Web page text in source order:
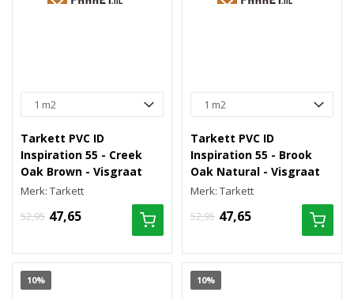
Tarkett PVC ID
Inspiration 55 - Creek
Oak Brown - Visgraat
Merk: Tarkett
52,95 47,65
Tarkett PVC ID
Inspiration 55 - Brook
Oak Natural - Visgraat
Merk: Tarkett
52,95 47,65
10% 10%